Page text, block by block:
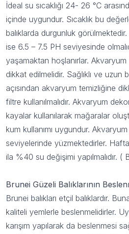
İdeal su sıcaklığı 24- 26 °C
içinde uygundur. Sıcaklık bu
balıklarda durgunluk
ise 6.5 – 7.5 PH seviyesinde
yaşamaktan hoşlanırlar.
dikkat edilmelidir. Sağlıklı ve uzun
açısından akvaryum temizliğine
filtre kullanılmalıdır. Akvaryum
kayalar kullanılarak mağaralar
kum kullanımı uygundur.
seviyelerinde yüzmektedirler.
ila %40 su değişimi yapılmalıdır. (
Brunei Güzeli Balıklarının
Brunei balıkları etçil balıklardır.
kaliteli yemlerle beslenmelidirler.
karışım yapılarak da beslenmesi